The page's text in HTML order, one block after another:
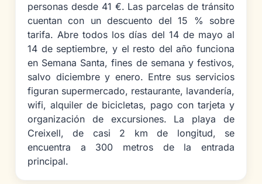
personas desde 41 €. Las parcelas de tránsito
cuentan con un descuento del 15 % sobre
tarifa. Abre todos los días del 14 de mayo al
14 de septiembre, y el resto del año funciona
en Semana Santa, fines de semana y festivos,
salvo diciembre y enero. Entre sus servicios
figuran supermercado, restaurante, lavandería,
wifi, alquiler de bicicletas, pago con tarjeta y
organización de excursiones. La playa de
Creixell, de casi 2 km de longitud, se
encuentra a 300 metros de la entrada
principal.